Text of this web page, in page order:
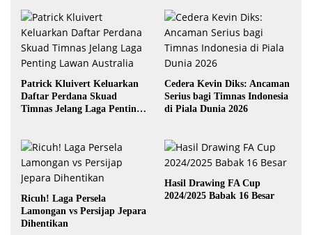
Patrick Kluivert Keluarkan
Daftar Perdana Skuad
Timnas Jelang Laga Penting
Cedera Kevin Diks: Ancaman
Serius bagi Timnas Indonesia
di Piala Dunia 2026
Ricuh! Laga Persela
Lamongan vs Persijap Jepara
Dihentikan
Hasil Drawing FA Cup
2024/2025 Babak 16 Besar